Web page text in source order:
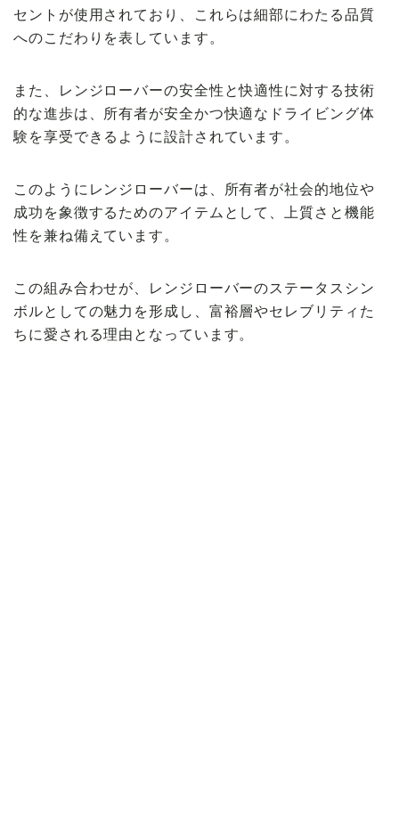
セントが使用されており、これらは細部にわたる品質
へのこだわりを表しています。
また、レンジローバーの安全性と快適性に対する技術
的な進歩は、所有者が安全かつ快適なドライビング体
験を享受できるように設計されています。
このようにレンジローバーは、所有者が社会的地位や
成功を象徴するためのアイテムとして、上質さと機能
性を兼ね備えています。
この組み合わせが、レンジローバーのステータスシン
ボルとしての魅力を形成し、富裕層やセレブリティた
ちに愛される理由となっています。